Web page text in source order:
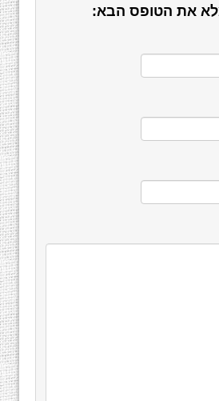
את הטופס הבא: